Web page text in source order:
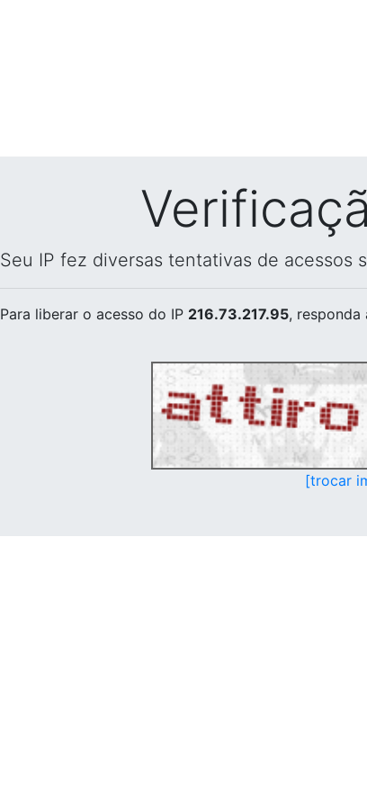
Seu IP fez diversas tentativas de acessos
Para liberar o acesso do IP 216.73.217.95, responda
[trocar